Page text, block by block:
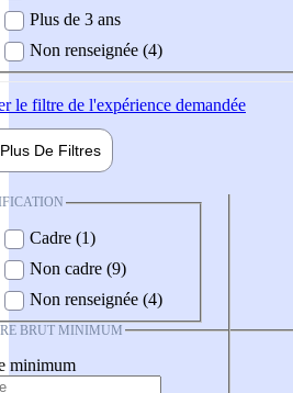
Plus de 3 ans
Non renseignée (4)
le filtre de l'expérience demandée
Plus De Filtres
Cadre (1)
Non cadre (9)
Non renseignée (4)
BRUT MINIMUM
minimum